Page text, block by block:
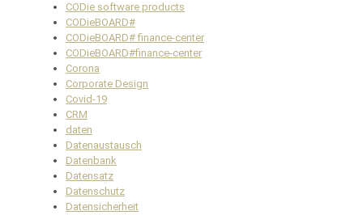
CODie software products
CODieBOARD#
CODieBOARD# finance-center
CODieBOARD#finance-center
Corona
Corporate Design
Covid-19
CRM
daten
Datenaustausch
Datenbank
Datensatz
Datenschutz
Datensicherheit